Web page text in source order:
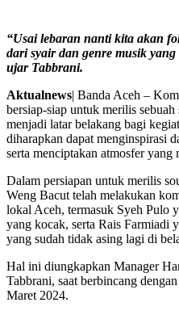
“Usai lebaran nanti kita akan
dari syair dan genre musik
ujar Tabbrani.
Aktualnews| Banda Aceh –
bersiap-siap untuk merilis
menjadi latar belakang bagi
diharapkan dapat menginspirasi
serta menciptakan atmosfer yang
Dalam persiapan untuk merilis
Weng Bacut telah melakukan
lokal Aceh, termasuk Syeh Pulo
yang kocak, serta Rais Farmiadi
yang sudah tidak asing lagi di
Hal ini diungkapkan Manager
Tabbrani, saat berbincang
Maret 2024.